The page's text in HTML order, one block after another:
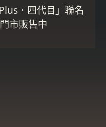
．四代目」聯名
市販售中